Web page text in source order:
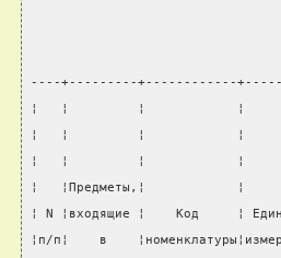
----+---------+------------
¦   ¦         ¦            ¦
¦   ¦         ¦            ¦
¦   ¦         ¦            ¦
¦   ¦Предметы,¦            ¦
¦ N ¦входящие ¦    Код     ¦
¦п/п¦    в